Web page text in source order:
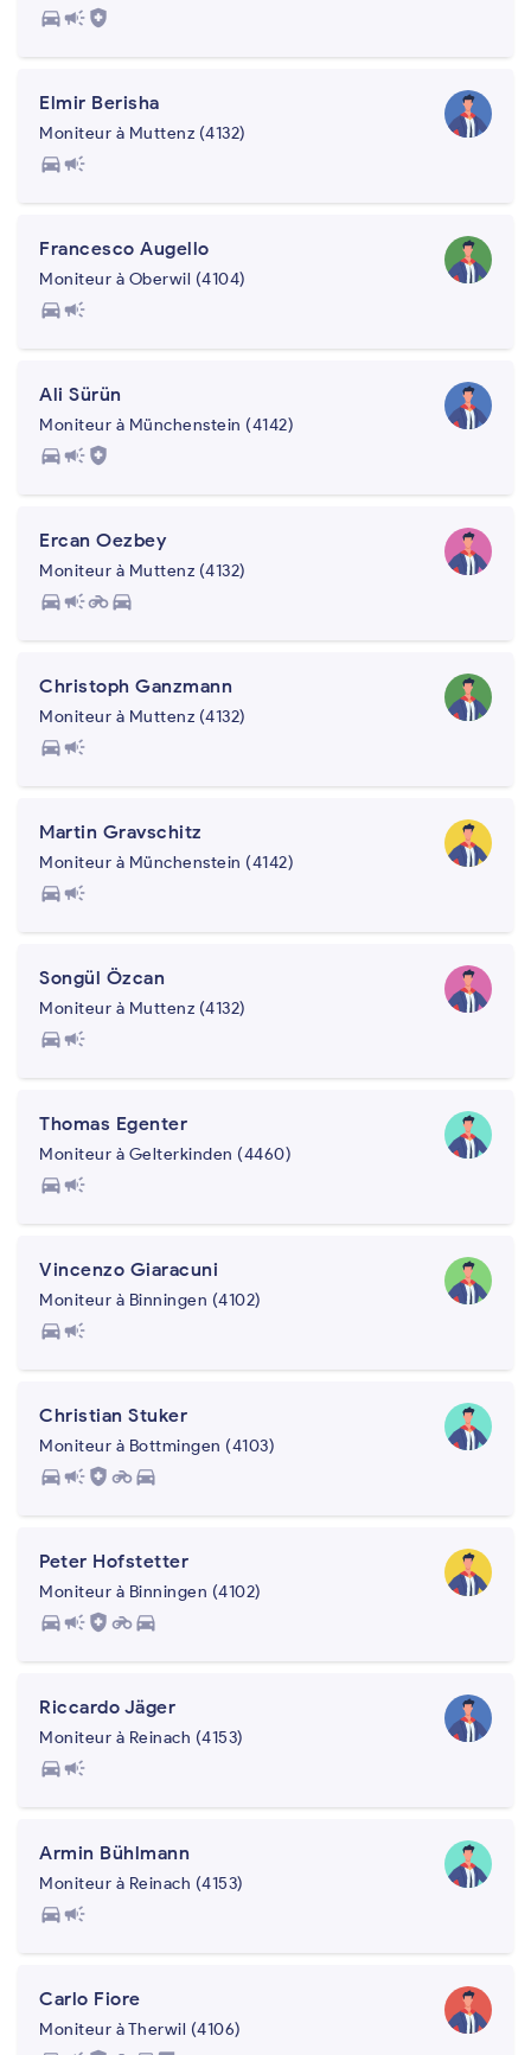
directions_carcampaign health_and_safety
Elmir Berisha
Moniteur à Muttenz (4132)
directions_carcampaign
Francesco Augello
Moniteur à Oberwil (4104)
directions_carcampaign
Ali Sürün
Moniteur à Münchenstein (4142)
directions_carcampaign health_and_safety
Ercan Oezbey
Moniteur à Muttenz (4132)
directions_carcampaignmotorcycledirections_car
Christoph Ganzmann
Moniteur à Muttenz (4132)
directions_carcampaign
Martin Gravschitz
Moniteur à Münchenstein (4142)
directions_carcampaign
Songül Özcan
Moniteur à Muttenz (4132)
directions_carcampaign
Thomas Egenter
Moniteur à Gelterkinden (4460)
directions_carcampaign
Vincenzo Giaracuni
Moniteur à Binningen (4102)
directions_carcampaign
Christian Stuker
Moniteur à Bottmingen (4103)
directions_carcampaign health_and_safety motorcycledirections_car
Peter Hofstetter
Moniteur à Binningen (4102)
directions_carcampaign health_and_safety motorcycledirections_car
Riccardo Jäger
Moniteur à Reinach (4153)
directions_carcampaign
Armin Bühlmann
Moniteur à Reinach (4153)
directions_carcampaign
Carlo Fiore
Moniteur à Therwil (4106)